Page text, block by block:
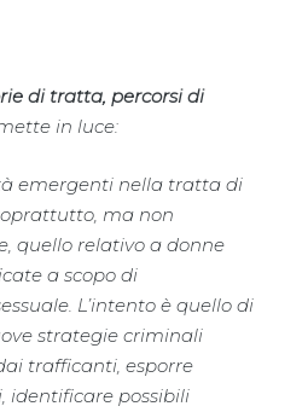
di tratta, percorsi di
in luce:
emergenti nella tratta di
ma non
quello relativo a donne
a scopo di
L’intento è quello di
strategie criminali
trafficanti, esporre
identificare possibili